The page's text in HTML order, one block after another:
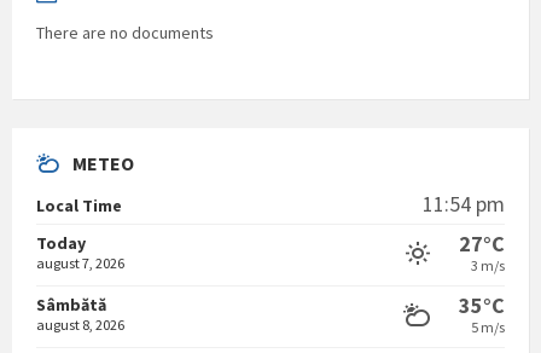
There are no documents
METEO
Local Time 11:54 pm
Today
august 7, 2026
27°C
3 m/s
Sâmbătă
august 8, 2026
35°C
5 m/s